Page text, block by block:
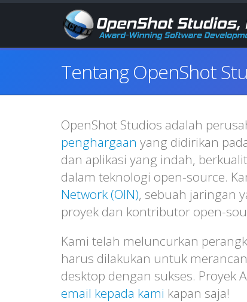
Tentang OpenShot
OpenShot Studios adalah
penghargaan yang didirikan
dan aplikasi yang indah,
dalam teknologi open-source.
Network (OIN), sebuah jaringan
proyek dan kontributor open-
Kami telah meluncurkan
harus dilakukan untuk
desktop dengan sukses. Proyek
email kepada kami kapan saja!